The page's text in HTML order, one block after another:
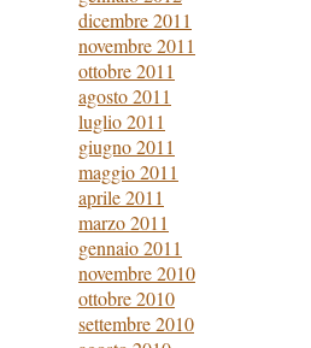
dicembre 2011
novembre 2011
ottobre 2011
agosto 2011
luglio 2011
giugno 2011
maggio 2011
aprile 2011
marzo 2011
gennaio 2011
novembre 2010
ottobre 2010
settembre 2010